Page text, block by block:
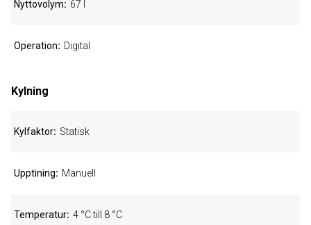
Nyttovolym 67 l
Operation Digital
Kylning
Kylfaktor Statisk
Upptining Manuell
Temperatur 4 °C till 8 °C